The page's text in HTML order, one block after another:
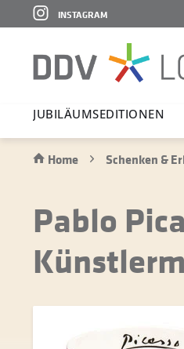
INSTAGRAM
JUBI­LÄ­UMS­E­DI­TIONEN
Home Schenken &
Pablo